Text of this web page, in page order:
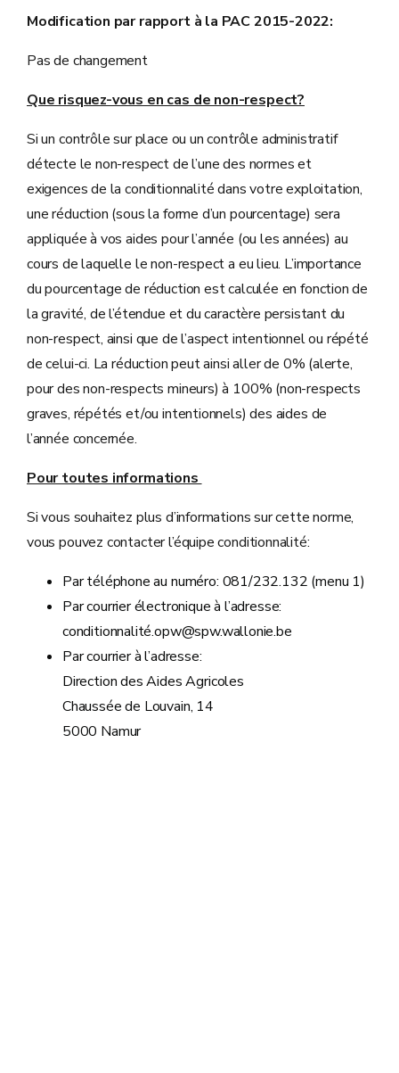
Modification par rapport à la PAC 2015-2022:
Pas de changement
Que risquez-vous en cas de non-respect?
Si un contrôle sur place ou un contrôle administratif
détecte le non-respect de l’une des normes et
exigences de la conditionnalité dans votre exploitation,
une réduction (sous la forme d’un pourcentage) sera
appliquée à vos aides pour l’année (ou les années) au
cours de laquelle le non-respect a eu lieu. L’importance
du pourcentage de réduction est calculée en fonction de
la gravité, de l’étendue et du caractère persistant du
non-respect, ainsi que de l’aspect intentionnel ou répété
de celui-ci. La réduction peut ainsi aller de 0% (alerte,
pour des non-respects mineurs) à 100% (non-respects
graves, répétés et/ou intentionnels) des aides de
l’année concernée.
Pour toutes informations
Si vous souhaitez plus d’informations sur cette norme,
vous pouvez contacter l’équipe conditionnalité:
Par téléphone au numéro: 081/232.132 (menu 1)
Par courrier électronique à l’adresse:
conditionnalité.opw@spw.wallonie.be
Par courrier à l’adresse:
Direction des Aides Agricoles
Chaussée de Louvain, 14
5000 Namur